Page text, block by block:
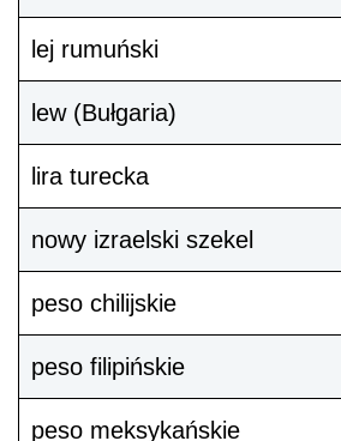
lej rumuński
lew (Bułgaria)
lira turecka
nowy izraelski szekel
peso chilijskie
peso filipińskie
peso meksykańskie